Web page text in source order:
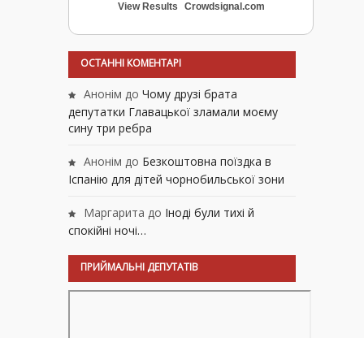
View Results Crowdsignal.com
ОСТАННІ КОМЕНТАРІ
Анонім до Чому друзі брата
депутатки Главацької зламали моєму
сину три ребра
Анонім до Безкоштовна поїздка в
Іспанію для дітей чорнобильської зони
Маргарита до Іноді були тихі й
спокійні ночі…
ПРИЙМАЛЬНІ ДЕПУТАТІВ